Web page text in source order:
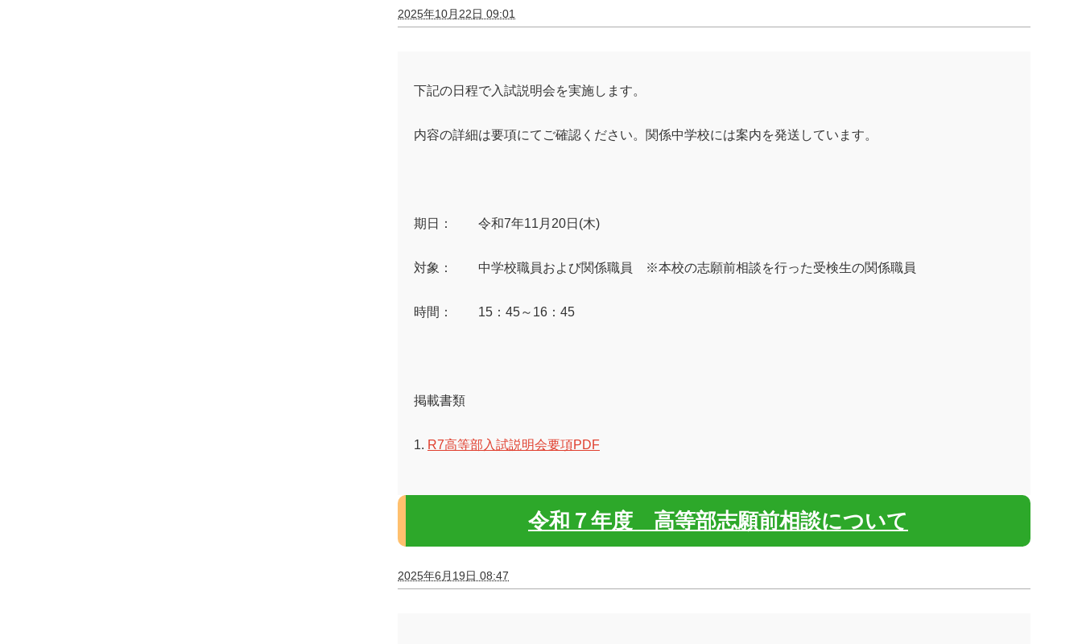
2025年10月22日 09:01
下記の日程で入試説明会を実施します。
内容の詳細は要項にてご確認ください。関係中学校には案内を発送しています。
期日： 令和7年11 月 20日 (木)
対象： 中学校職員および関係職員 ※本校の志願前相談を行った受検生の関係職員
時間： 15 ： 45～ 16 ： 45
掲載書類
1. R7高等部入試説明会要項PDF
令和７年度 高等部志願前相談について
2025年6月19日 08:47